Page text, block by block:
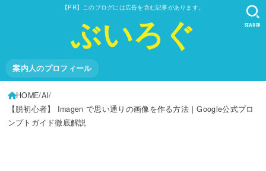
【PR】このブログには広告を含む記事があります。
ぶいろぐ
案内人のプロフィール
SEARCH
HOME AI
【脱初心者】 Imagen で思い通りの画像を作る方法｜Google公式プロ
ンプトガイド徹底解説